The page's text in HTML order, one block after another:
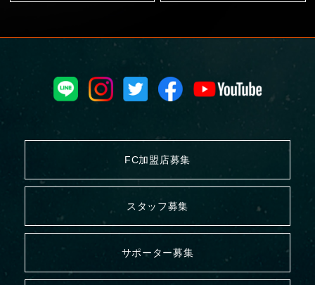
FC加盟店募集
スタッフ募集
サポーター募集